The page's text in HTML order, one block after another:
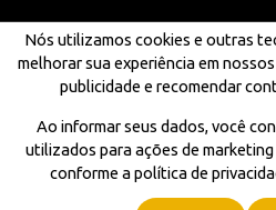
Nós utilizamos cookies e outras
melhorar sua experiência em
publicidade e recomendar
Ao informar seus dados, você
utilizados para ações de
conforme a política de